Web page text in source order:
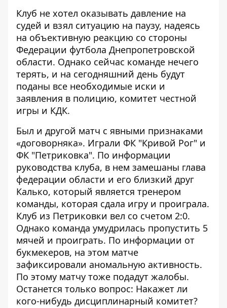
Клуб не хотел оказывать давление на
судей и взял ситуацию на паузу, надеясь
на объективную реакцию со стороны
Федерации футбола Днепропетровской
области. Однако сейчас команде нечего
терять, и на сегодняшний день будут
поданы все необходимые иски и
заявления в полицию, комитет честной
игры и КДК.
Был и другой матч с явными признаками
«договорняка». Играли ФК "Кривой Рог" и
ФК "Петриковка". По информации
руководства клуба, в нем замешаны глава
федерации области и его близкий друг
Калько, который является тренером
команды, которая сдала игру и проиграла.
Клуб из Петриковки вел со счетом 2:0.
Однако команда умудрилась пропустить 5
мячей и проиграть. По информации от
букмекеров, на этом матче
зафиксировали аномальную активность.
По этому матчу тоже подадут жалобы.
Останется только вопрос: Накажет ли
кого-нибудь дисциплинарный комитет?